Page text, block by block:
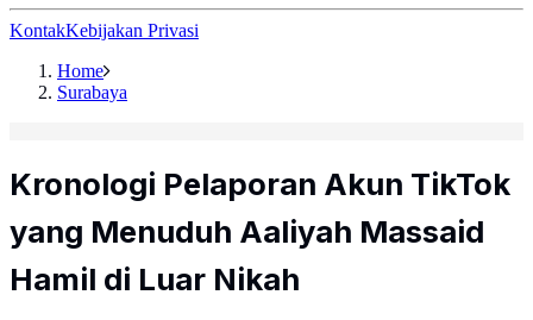
KontakKebijakan Privasi
Home
Surabaya
Kronologi Pelaporan Akun TikTok
yang Menuduh Aaliyah Massaid
Hamil di Luar Nikah